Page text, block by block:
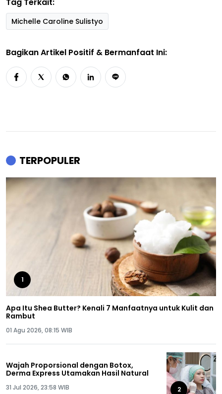
Michelle Caroline Sulistyo
Bagikan Artikel Positif & Bermanfaat Ini:
TERPOPULER
1
Apa Itu Shea Butter? Kenali 7 Manfaatnya untuk Kulit dan
Rambut
01 Agu 2026, 08:15 WIB
Wajah Proporsional dengan Botox,
Derma Express Utamakan Hasil Natural
31 Jul 2026, 23:58 WIB 2